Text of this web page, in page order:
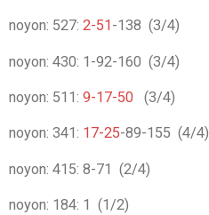
noyon: 527: 2-51 -138 (3/4)
noyon: 430: 1 -92-160 (3/4)
noyon: 511: 9-17-50 (3/4)
noyon: 341: 17-25-89-155 (4/4)
noyon: 415: 8-71 (2/4)
noyon: 184: 1 (1/2)